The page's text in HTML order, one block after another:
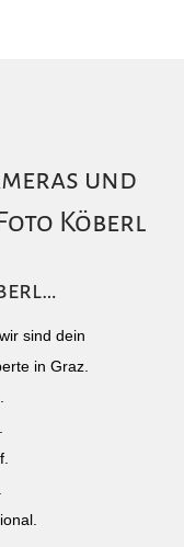
und
Köberl
sind dein
in Graz.